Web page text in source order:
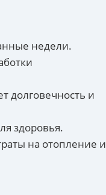
недели.
долговечность и
здоровья.
на отопление и